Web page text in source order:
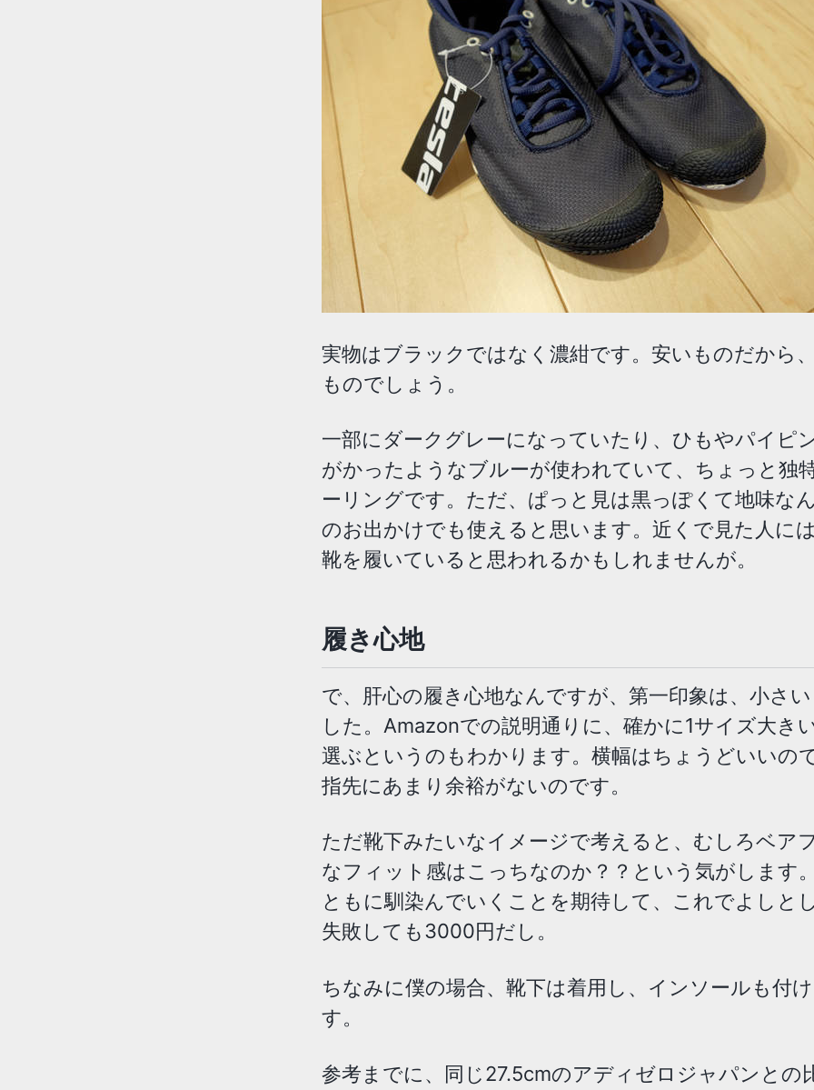
実物はブラックではなく濃紺です。安いものだから
ものでしょう。
一部にダークグレーになっていたり、ひもやパイピ
がかったようなブルーが使われていて、ちょっと独
ーリングです。ただ、ぱっと見は黒っぽくて地味な
のお出かけでも使えると思います。近くで見た人に
靴を履いていると思われるかもしれませんが。
履き心地
で、肝心の履き心地なんですが、第一印象は、小さ
した。Amazonでの説明通りに、確かに1サイズ大き
選ぶというのもわかります。横幅はちょうどいいの
指先にあまり余裕がないのです。
ただ靴下みたいなイメージで考えると、むしろベア
なフィット感はこっちなのか？？という気がします
ともに馴染んでいくことを期待して、これでよしと
失敗しても3000円だし。
ちなみに僕の場合、靴下は着用し、インソールも付
す。
参考までに、同じ27.5cmのアディゼロジャパンとの